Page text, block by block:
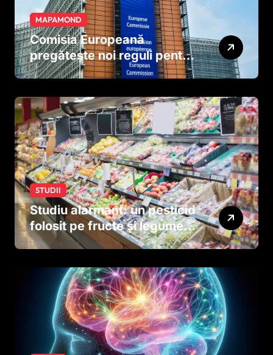
MAPAMOND
Comisia Europeană
pregătește noi reguli pentru
tutun și țigările electronice
STUDII
Studiu alarmant: un pesticid
folosit pe fructe și legume
ar putea afecta dezvoltarea
dinainte de naștere